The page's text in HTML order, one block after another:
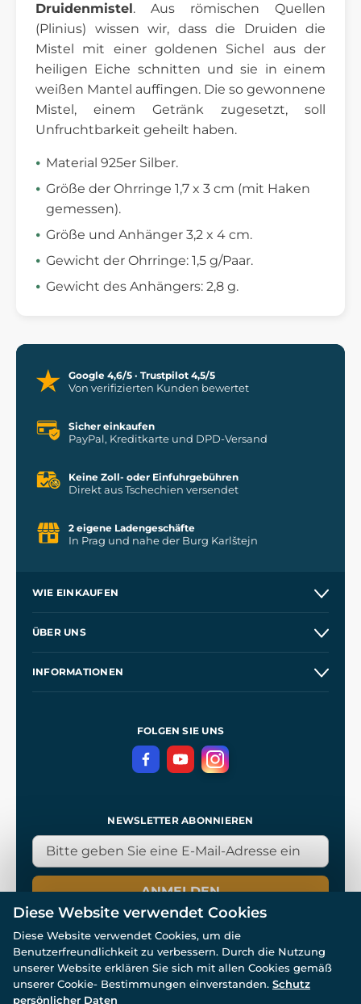
Druidenmistel. Aus römischen Quellen
(Plinius) wissen wir, dass die Druiden die
Mistel mit einer goldenen Sichel aus der
heiligen Eiche schnitten und sie in einem
weißen Mantel auffingen. Die so gewonnene
Mistel, einem Getränk zugesetzt, soll
Unfruchtbarkeit geheilt haben.
Material 925er Silber.
Größe der Ohrringe 1,7 x 3 cm (mit Haken
gemessen).
Größe und Anhänger 3,2 x 4 cm.
Gewicht der Ohrringe: 1,5 g/Paar.
Gewicht des Anhängers: 2,8 g.
Google 4,6/5 · Trustpilot 4,5/5
Von verifizierten Kunden bewertet
Sicher einkaufen
PayPal, Kreditkarte und DPD-Versand
Keine Zoll- oder Einfuhrgebühren
Direkt aus Tschechien versendet
2 eigene Ladengeschäfte
In Prag und nahe der Burg Karlštejn
WIE EINKAUFEN
Kontakt
ÜBER UNS
INFORMATIONEN
DatenschutzerklärungFOLGEN SIE UNS
NEWSLETTER ABONNIEREN
ANMELDEN
© Alle Rechte vorbehalten. www.wulflund.de 2007-2026.
Powered by
Diese Website verwendet Cookies
Diese Website verwendet Cookies, um die
Benutzerfreundlichkeit zu verbessern. Durch die Nutzung
unserer Website erklären Sie sich mit allen Cookies gemäß
unserer Cookie- Bestimmungen einverstanden. Schutz
persönlicher Daten